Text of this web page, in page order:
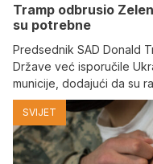
Tramp odbrusio
su potrebne
Predsednik SAD Donald
Države već isporučile
municije, dodajući da su
SVIJET